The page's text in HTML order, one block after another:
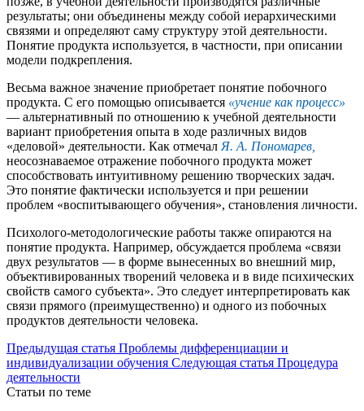
результаты; они объединены между собой иерархическими
связями и определяют саму структуру этой деятельности.
Понятие продукта используется, в частности, при описании
модели подкрепления.
Весьма важное значение приобретает понятие побочного
продукта. С его помощью описывается «учение как процесс»
— альтернативный по отношению к учебной деятельности
вариант приобретения опыта в ходе различных видов
«деловой» деятельности. Как отмечал Я. А. Пономарев,
неосознаваемое отражение побочного продукта может
способствовать интуитивному решению творческих задач.
Это понятие фактически используется и при решении
проблем «воспитывающего обучения», становления личности.
Психолого-методологические работы также опираются на
понятие продукта. Например, обсуждается проблема «связи
двух результатов — в форме вынесенных во внешний мир,
объективированных творений человека и в виде психических
свойств самого субъекта». Это следует интерпретировать как
связи прямого (преимущественно) и одного из побочных
продуктов деятельности человека.
Предыдущая статья Проблемы дифференциации и
индивидуализации обучения Следующая статья Процедура
деятельности
Статьи по теме